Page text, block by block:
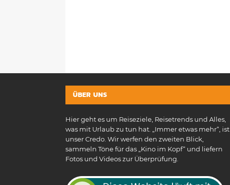
ÜBER UNS
Hier geht es um Reiseziele, Reisetrends und Alles,
was mit Urlaub zu tun hat. „Immer etwas mehr“, ist
unser Credo. Wir werfen den zweiten Blick,
sammeln Töne für das „Kino im Kopf“ und liefern
Fotos und Videos zur Überprüfung.